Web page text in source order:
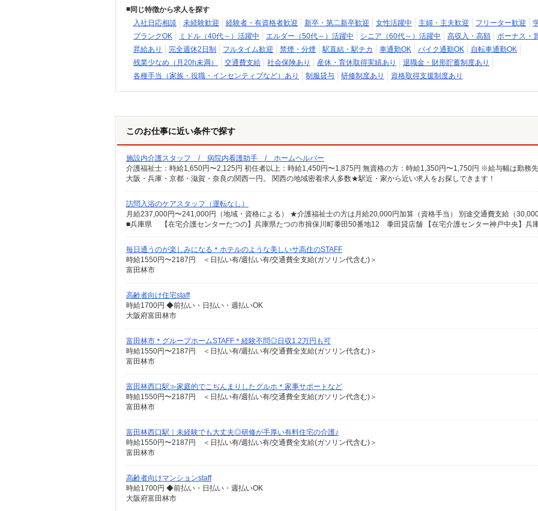
同じ特徴から求人を探す
入社日応相談
未経験歓迎 経験者・有資格者歓迎 新卒・第二新卒歓迎 女性活躍中 主婦・主夫歓迎 フリーター歓迎
ブランクOK
ミドル（40代～）活躍中 エルダー（50代～）活躍中 シニア（60代～）活躍中 高収入・高額
ボーナス・
昇給あり
完全週休2日制 フルタイム歓迎 禁煙・分煙 駅直結・駅チカ 車通勤OK バイク通勤OK
自転車通勤OK
残業少なめ（月20h未満）
交通費支給 社会保険あり 産休・育休取得実績あり
退職金・財形貯蓄制度あり
各種手当（家族・役職・インセンティブなど）あり
制服貸与 研修制度あり 資格取得支援制度あり
このお仕事に近い条件で探す
施設内介護スタッフ / 病院内看護助手 / ホームヘルパー
大阪・兵庫・京都・滋賀・奈良の関西一円。 関西の地域密着求人多数★駅近・家から近い求人をお探しできます！
訪問入浴のケアスタッフ（運転なし）
毎日通うのが楽しみになる＊ホテルのような美しいサ高住のSTAFF
時給1550円〜2187円 ＜日払い有/週払い有/交通費全支給(ガソリン代含む)＞
富田林市
高齢者向け住宅staff
時給1700円 ◆前払い・日払い・週払いOK
大阪府富田林市
富田林市＊グループホームSTAFF＊経験不問◎日収1.2万円も可
時給1550円〜2187円 ＜日払い有/週払い有/交通費全支給(ガソリン代含む)＞
富田林市
富田林西口駅≫家庭的でこぢんまりしたグルホ＊家事サポートなど
時給1550円〜2187円 ＜日払い有/週払い有/交通費全支給(ガソリン代含む)＞
富田林市
富田林西口駅｜未経験でも大丈夫◎研修が手厚い有料住宅の介護♪
時給1550円〜2187円 ＜日払い有/週払い有/交通費全支給(ガソリン代含む)＞
富田林市
高齢者向けマンションstaff
時給1700円 ◆前払い・日払い・週払いOK
大阪府富田林市